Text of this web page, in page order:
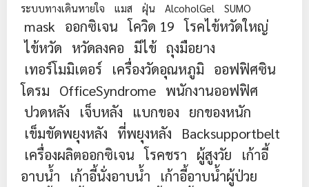
ระบบทางเดินหายใจ
แมส ฝุ่น AlcoholGel SUMO
mask ออกซิเจน โควิด 19 โรคไข้หวัดใหญ่
ไข้หวัด
หวัดลงคอ มีไข้ ถุงมือยาง
เทอร์โมมิเตอร์
เครื่องวัดอุณหภูมิ
ออฟฟิศซิน
โดรม
OfficeSyndrome พนักงานออฟฟิศ
ปวดหลัง
เจ็บหลัง แบกของ
ยกของหนัก
เข็มขัดพยุงหลัง
ที่พยุงหลัง
Backsupportbelt
เครื่องผลิตออกซิเจน โรคชรา ผู้สูงวัย
เก้าอี้
อาบน้ำ
เก้าอี้นั่งอาบน้ำ
เก้าอี้อาบน้ำผู้ป่วย